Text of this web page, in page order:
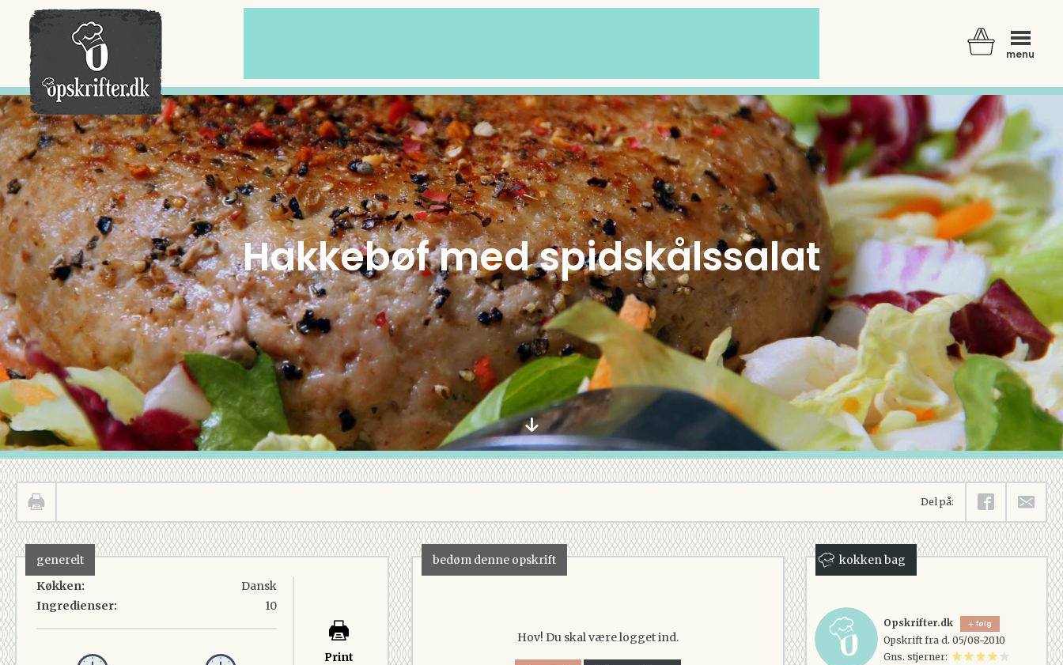
menu
Der er ingen varer i din kurv.
Hakkebøf med spidskålssalat
Del på:
generelt
Køkken:
Ingredienser:
Dansk
10
Print
bedøm denne opskrift
Hov! Du skal være logget ind.
kokken bag
Opskrifter.dk følg
Opskrift fra d. 05/08-2010
Gns. stjerner: